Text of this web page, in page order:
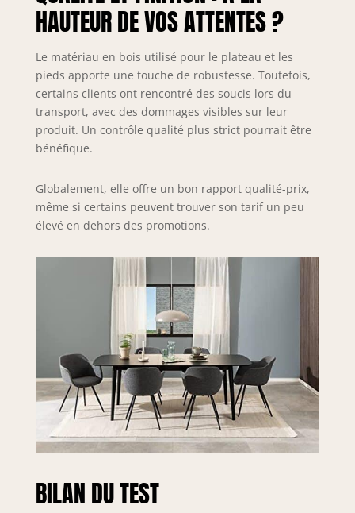
table : 64 cm |
Épaisseur du
plateau : 1,8 cm |
Max. Charge
maximale : 100 kg
HAUTEUR DE VOS ATTENTES ?
Le matériau en bois utilisé pour le plateau et les
pieds apporte une touche de robustesse. Toutefois,
certains clients ont rencontré des soucis lors du
transport, avec des dommages visibles sur leur
produit. Un contrôle qualité plus strict pourrait être
bénéfique.
Globalement, elle offre un bon rapport qualité-prix,
même si certains peuvent trouver son tarif un peu
élevé en dehors des promotions.
BILAN DU TEST